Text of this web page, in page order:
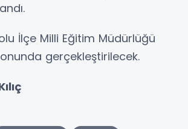
İlçe Milli Eğitim Müdürlüğü
gerçekleştirilecek.